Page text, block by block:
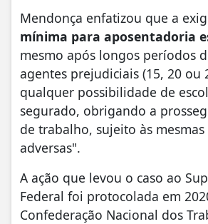
Mendonça enfatizou que a
mínima para aposentadoria
mesmo após longos períodos
agentes prejudiciais (15, 20 ou
qualquer possibilidade de
segurado, obrigando a
de trabalho, sujeito às
adversas".
A ação que levou o caso ao
Federal foi protocolada em
Confederação Nacional dos